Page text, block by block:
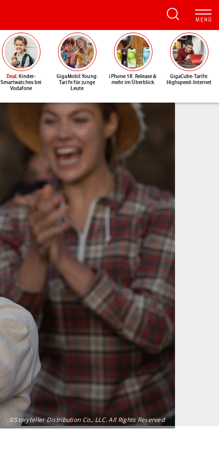
Deal: Kinder-
Smartwatches bei
Vodafone
GigaMobil Young:
Tarife für junge
Leute
iPhone 18: Release &
mehr im Überblick
GigaCube-Tarife:
Highspeed-Internet
©Storyteller Distribution Co., LLC. All Rights Reserved